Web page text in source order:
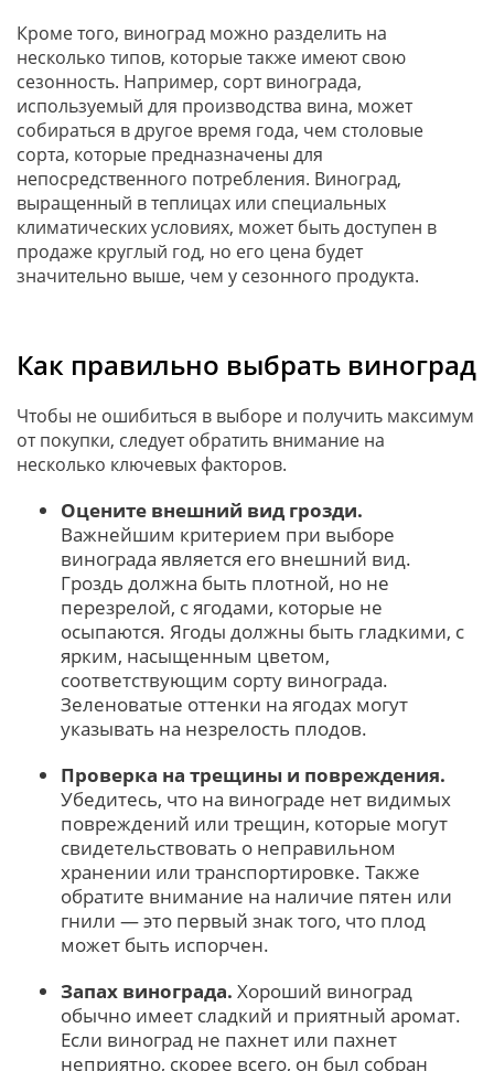
Кроме того, виноград можно разделить на
несколько типов, которые также имеют свою
сезонность. Например, сорт винограда,
используемый для производства вина, может
собираться в другое время года, чем столовые
сорта, которые предназначены для
непосредственного потребления. Виноград,
выращенный в теплицах или специальных
климатических условиях, может быть доступен в
продаже круглый год, но его цена будет
значительно выше, чем у сезонного продукта.
Как правильно выбрать виноград
Чтобы не ошибиться в выборе и получить максимум
от покупки, следует обратить внимание на
несколько ключевых факторов.
Оцените внешний вид грозди.
Важнейшим критерием при выборе
винограда является его внешний вид.
Гроздь должна быть плотной, но не
перезрелой, с ягодами, которые не
осыпаются. Ягоды должны быть гладкими, с
ярким, насыщенным цветом,
соответствующим сорту винограда.
Зеленоватые оттенки на ягодах могут
указывать на незрелость плодов.
Проверка на трещины и повреждения.
Убедитесь, что на винограде нет видимых
повреждений или трещин, которые могут
свидетельствовать о неправильном
хранении или транспортировке. Также
обратите внимание на наличие пятен или
гнили — это первый знак того, что плод
может быть испорчен.
Запах винограда. Хороший виноград
обычно имеет сладкий и приятный аромат.
Если виноград не пахнет или пахнет
неприятно, скорее всего, он был собран